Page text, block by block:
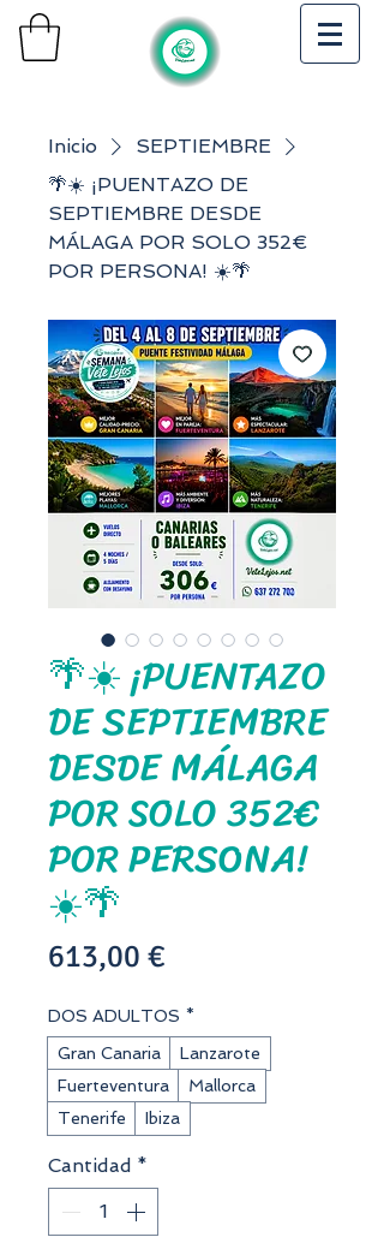
Inicio
SEPTIEMBRE
🌴☀️ ¡PUENTAZO DE
SEPTIEMBRE DESDE
MÁLAGA POR SOLO 352€
POR PERSONA! ☀️🌴
🌴☀️ ¡PUENTAZO
DE SEPTIEMBRE
DESDE MÁLAGA
POR SOLO 352€
POR PERSONA!
☀️🌴
613,00 €
DOS ADULTOS *
Gran Canaria
Lanzarote
Fuerteventura
Mallorca
Tenerife
Ibiza
Cantidad *